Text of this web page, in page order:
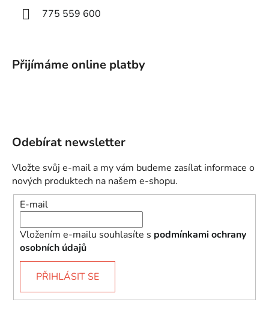
775 559 600
Přijímáme online platby
Odebírat newsletter
Vložte svůj e-mail a my vám budeme zasílat informace o
nových produktech na našem e-shopu.
E-mail
Vložením e-mailu souhlasíte s podmínkami ochrany
osobních údajů
PŘIHLÁSIT SE